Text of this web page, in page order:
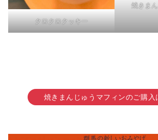
クロクロクッキー
焼きま
焼きまんじゅうマフィンのご購入